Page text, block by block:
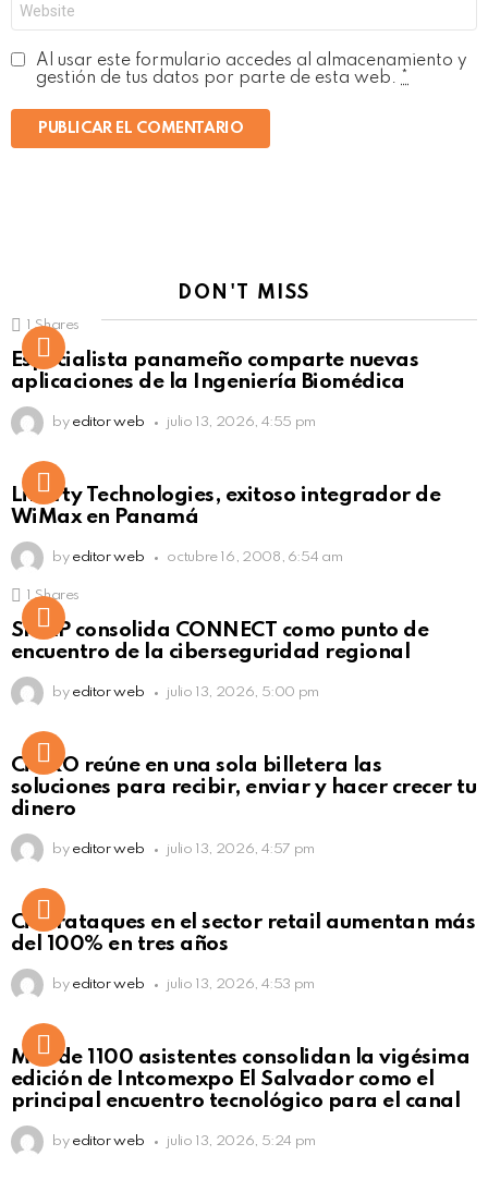
Al usar este formulario accedes al almacenamiento y
gestión de tus datos por parte de esta web.
DON'T MISS
Click to view this post
Shares
Especialista panameño comparte nuevas
aplicaciones de la Ingeniería Biomédica
by editor web julio 13, 2026, 4:55 pm
Liberty Technologies, exitoso integrador de
WiMax en Panamá
by editor web octubre 16, 2008, 6:54 am
Click to view this post
Shares
SISAP consolida CONNECT como punto de
encuentro de la ciberseguridad regional
by editor web julio 13, 2026, 5:00 pm
Not Safe For Work
Click to view this post
CiNKO reúne en una sola billetera las
soluciones para recibir, enviar y hacer crecer tu
dinero
by editor web julio 13, 2026, 4:57 pm
Ciberataques en el sector retail aumentan más
del 100% en tres años
by editor web julio 13, 2026, 4:53 pm
Más de 1100 asistentes consolidan la vigésima
edición de Intcomexpo El Salvador como el
principal encuentro tecnológico para el canal
by editor web julio 13, 2026, 5:24 pm